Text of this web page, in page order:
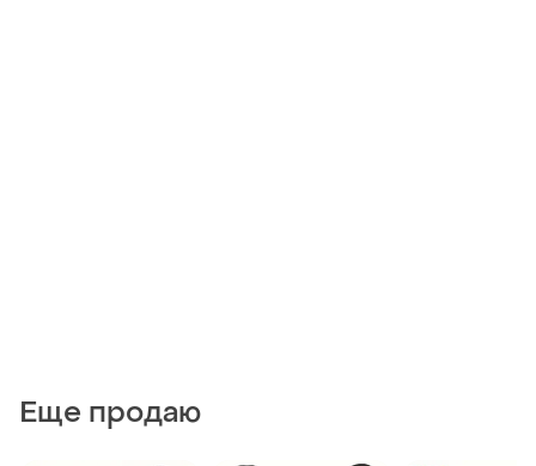
Еще продаю